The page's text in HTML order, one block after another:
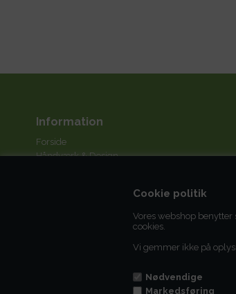
Cookie politik
Vores webshop
cookies.
Vi gemmer ikke på
Nødvendige
Markedsføring
Information
Forside
Håndværk & Design